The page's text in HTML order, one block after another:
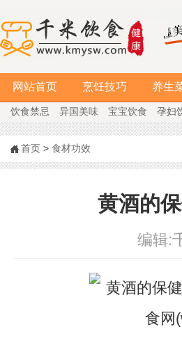
网站首页 烹饪技巧 养生
饮食禁忌 异国美味 宝宝饮食 孕妇
首页 > 食材功效
黄酒的
编辑: